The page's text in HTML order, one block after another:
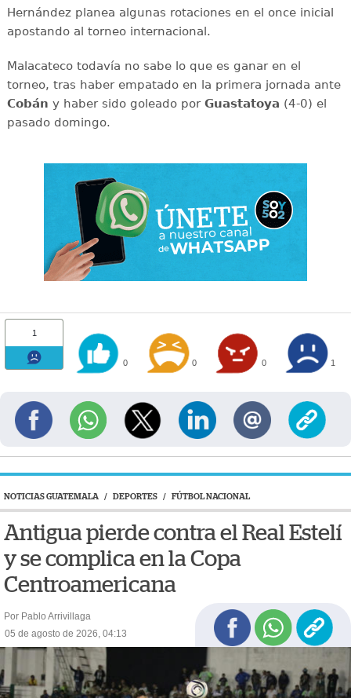
Hernández planea algunas rotaciones en el once inicial
apostando al torneo internacional.
Malacateco todavía no sabe lo que es ganar en el
torneo, tras haber empatado en la primera jornada ante
Cobán y haber sido goleado por Guastatoya (4-0) el
pasado domingo.
1
0 0 0 1
NOTICIAS GUATEMALA / DEPORTES / FÚTBOL NACIONAL
Antigua pierde contra el Real Estelí
y se complica en la Copa
Centroamericana
Por Pablo Arrivillaga
05 de agosto de 2026, 04:13